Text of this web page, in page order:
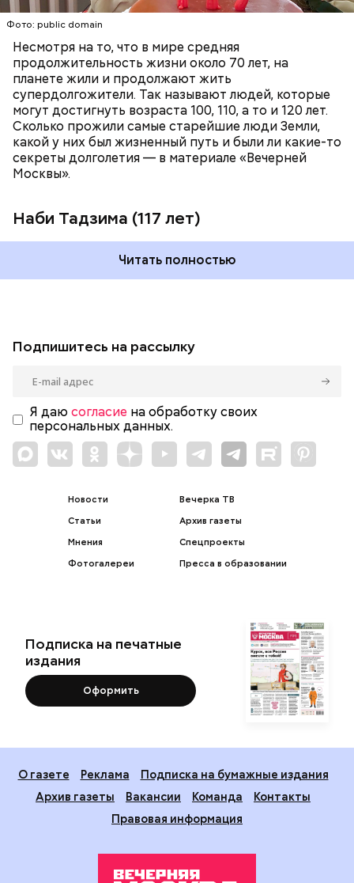
Фото: public domain
Несмотря на то, что в мире средняя
продолжительность жизни около 70 лет, на
планете жили и продолжают жить
супердолгожители. Так называют людей, которые
могут достигнуть возраста 100, 110, а то и 120 лет.
Сколько прожили самые старейшие люди Земли,
какой у них был жизненный путь и были ли какие-то
секреты долголетия — в материале «Вечерней
Москвы».
Наби Тадзима (117 лет)
Фото: public domain
Читать полностью
Подпишитесь на рассылку
Я даю согласие на обработку своих
персональных данных.
Новости
Статьи
Мнения
Фотогалереи
Вечерка ТВ
Архив газеты
Спецпроекты
Пресса в образовании
Подписка на печатные
издания
Оформить
О газете Реклама
Подписка на бумажные издания
Архив газеты
Вакансии Команда
Контакты
Правовая информация